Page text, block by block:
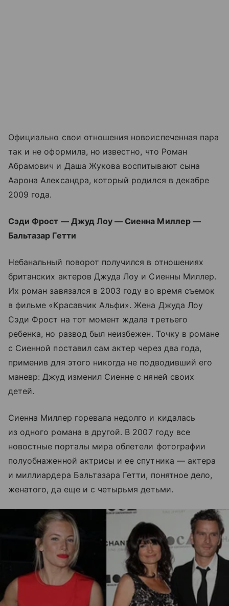
Официально свои отношения новоиспеченная пара
так и не оформила, но известно, что Роман
Абрамович и Даша Жукова воспитывают сына
Аарона Александра, который родился в декабре
2009 года.
Сэди Фрост — Джуд Лоу — Сиенна Миллер—
Бальтазар Гетти
Небанальный поворот получился в отношениях
британских актеров Джуда Лоу и Сиенны Миллер.
Их роман завязался в 2003 году во время съемок
в фильме «Красавчик Альфи». Жена Джуда Лоу
Сэди Фрост на тот момент ждала третьего
ребенка, но развод был неизбежен. Точку в романе
с Сиенной поставил сам актер через два года,
применив для этого никогда не подводивший его
маневр: Джуд изменил Сиенне с няней своих
детей.
Сиенна Миллер горевала недолго и кидалась
из одного романа в другой. В 2007 году все
новостные порталы мира облетели фотографии
полуобнаженной актрисы и ее спутника — актера
и миллиардера Бальтазара Гетти, понятное дело,
женатого, да еще и с четырьмя детьми.